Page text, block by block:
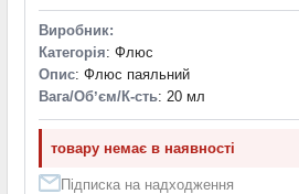
Виробник:
Категорія: Флюс
Опис: Флюс паяльний
Вага/Обʼєм/К-сть: 20 мл
товару немає в наявності
Підписка на надходження